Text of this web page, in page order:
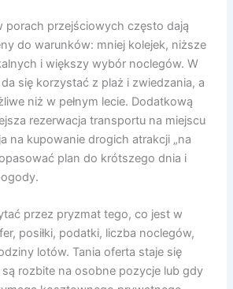
porach przejściowych często dają
do warunków: mniej kolejek, niższe
i większy wybór noclegów. W
się korzystać z plaż i zwiedzania, a
niż w pełnym lecie. Dodatkową
rezerwacja transportu na miejscu
na kupowanie drogich atrakcji „na
plan do krótszego dnia i
przez pryzmat tego, co jest w
posiłki, podatki, liczba noclegów,
lotów. Tania oferta staje się
rozbite na osobne pozycje lub gdy